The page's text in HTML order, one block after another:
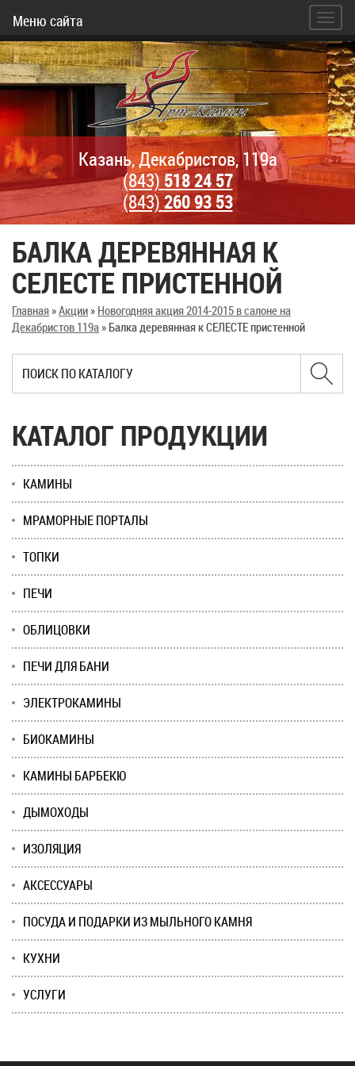
Меню сайта
Казань, Декабристов, 119а
(843)518 24 57
(843)260 93 53
БАЛКА ДЕРЕВЯННАЯ К
СЕЛЕСТЕ ПРИСТЕННОЙ
Главная»Акции» Новогодняя акция 2014-2015 в салоне на
Декабристов 119а» Балка деревянная к СЕЛЕСТЕ пристенной
КАТАЛОГ ПРОДУКЦИИ
КАМИНЫ
МРАМОРНЫЕ ПОРТАЛЫ
ТОПКИ
ПЕЧИ
ОБЛИЦОВКИ
ПЕЧИ ДЛЯ БАНИ
ЭЛЕКТРОКАМИНЫ
БИОКАМИНЫ
КАМИНЫ БАРБЕКЮ
ДЫМОХОДЫ
ИЗОЛЯЦИЯ
АКСЕССУАРЫ
ПОСУДА И ПОДАРКИ ИЗ МЫЛЬНОГО КАМНЯ
КУХНИ
УСЛУГИ